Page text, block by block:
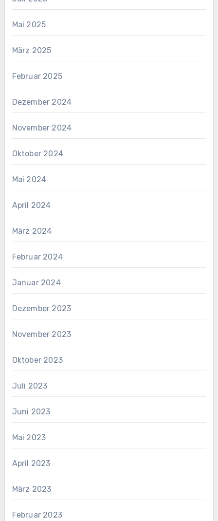
Mai 2025
März 2025
Februar 2025
Dezember 2024
November 2024
Oktober 2024
Mai 2024
April 2024
März 2024
Februar 2024
Januar 2024
Dezember 2023
November 2023
Oktober 2023
Juli 2023
Juni 2023
Mai 2023
April 2023
März 2023
Februar 2023